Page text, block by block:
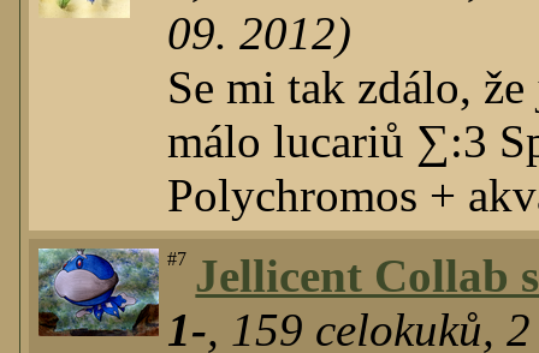
09. 2012)
Se mi tak zdálo,
málo lucariů ∑:3
Polychromos +
#7 Jellicent Collab
1-, 159 celokuků,2